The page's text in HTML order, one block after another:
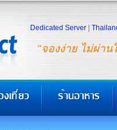
"จองง่าย ไม่ผ่าน
Dedicated Server